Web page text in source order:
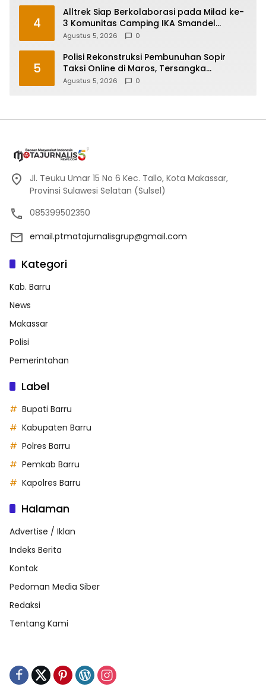
4
Alltrek Siap Berkolaborasi pada Milad ke-
3 Komunitas Camping IKA Smandel
Makassar di Malino
Agustus 5, 2026 0
5
Polisi Rekonstruksi Pembunuhan Sopir
Taksi Online di Maros, Tersangka
Peragakan 24 Adegan
Agustus 5, 2026 0
Jl. Teuku Umar 15 No 6 Kec. Tallo, Kota Makassar,
Provinsi Sulawesi Selatan (Sulsel)
085399502350
email.ptmatajurnalisgrup@gmail.com
Kategori
Kab. Barru
News
Makassar
Polisi
Pemerintahan
Label
Bupati Barru
Kabupaten Barru
Polres Barru
Pemkab Barru
Kapolres Barru
Halaman
Advertise / Iklan
Indeks Berita
Kontak
Pedoman Media Siber
Redaksi
Tentang Kami